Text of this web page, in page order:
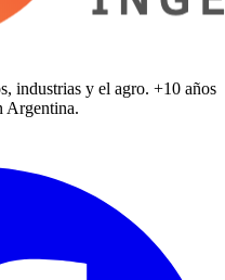
industrias y el agro. +10 años
Argentina.